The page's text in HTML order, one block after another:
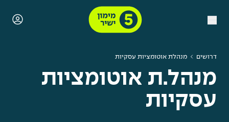
דרושים מנהלת אוטומציות עסקיות
מנהל.ת אוטומציות
עסקיות